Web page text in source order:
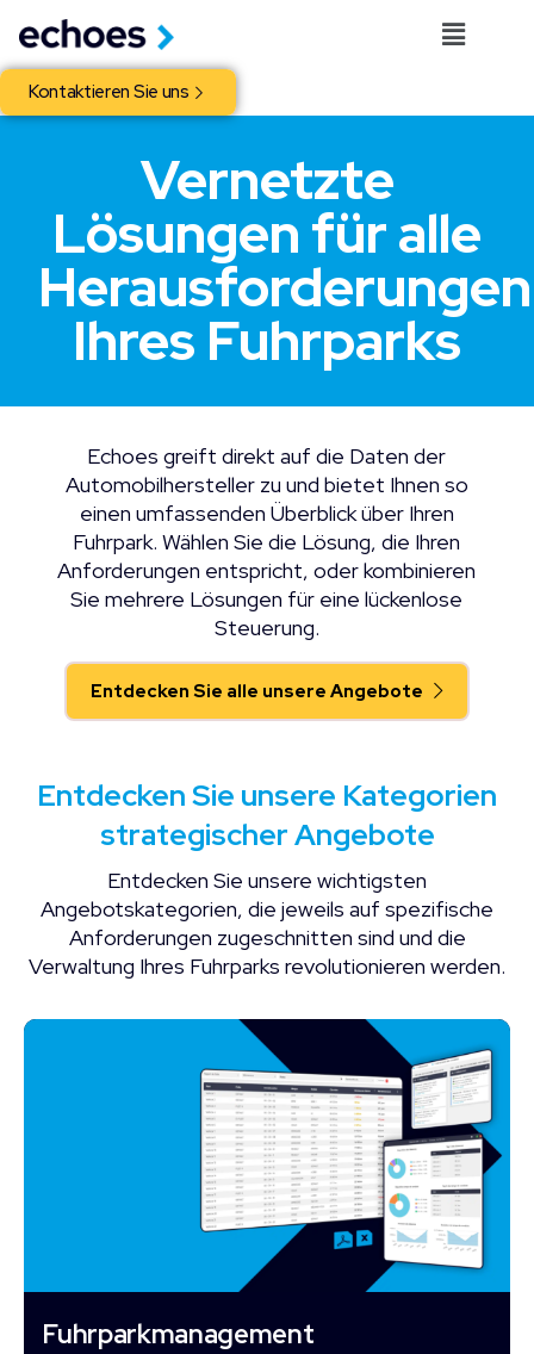
Kontaktieren Sie uns
Vernetzte
Lösungen für alle
Herausforderungen
Ihres Fuhrparks
Echoes greift direkt auf die Daten der
Automobilhersteller zu und bietet Ihnen so
einen umfassenden Überblick über Ihren
Fuhrpark. Wählen Sie die Lösung, die Ihren
Anforderungen entspricht, oder kombinieren
Sie mehrere Lösungen für eine lückenlose
Steuerung.
Entdecken Sie alle unsere Angebote
Entdecken Sie unsere Kategorien
strategischer Angebote
Entdecken Sie unsere wichtigsten
Angebotskategorien, die jeweils auf spezifische
Anforderungen zugeschnitten sind und die
Verwaltung Ihres Fuhrparks revolutionieren werden.
Fuhrparkmanagement